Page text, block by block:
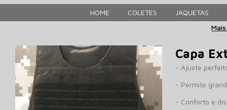
HOME COLETES
JAQUETAS
Capa
- Ajuste
- Permite
- Conforto e